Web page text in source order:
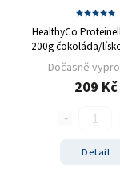
HealthyCo
200g čokoláda/
Dočasně
209 Kč
Detail